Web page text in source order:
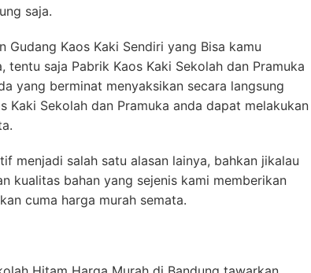
saja.
Gudang Kaos Kaki Sendiri yang Bisa kamu
tentu saja Pabrik Kaos Kaki Sekolah dan Pramuka
yang berminat menyaksikan secara langsung
Kaki Sekolah dan Pramuka anda dapat melakukan
menjadi salah satu alasan lainya, bahkan jikalau
kualitas bahan yang sejenis kami memberikan
cuma harga murah semata.